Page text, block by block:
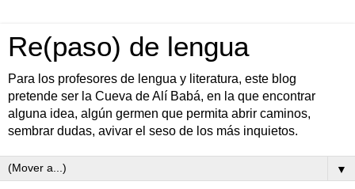
Re(paso) de lengua
Para los profesores de lengua y literatura, este blog
pretende ser la Cueva de Alí Babá, en la que encontrar
alguna idea, algún germen que permita abrir caminos,
sembrar dudas, avivar el seso de los más inquietos.
▼